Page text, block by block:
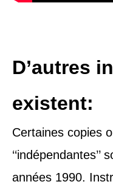
D’autres
existent:
Certaines copies
années 1990.